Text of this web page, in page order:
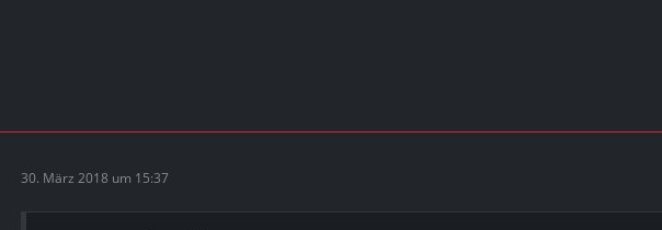
30. März 2018 um 15:37